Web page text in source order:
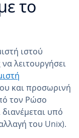
το
ιστού
λειτουργήσει
και προσωρινή
τον Ρώσο
υπό
του Unix).